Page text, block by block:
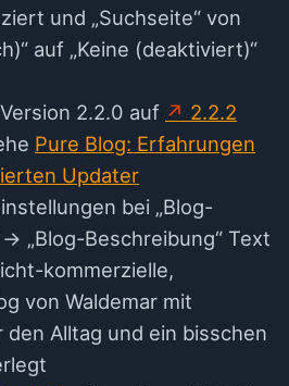
und „Suchseite“ von
auf „Keine (deaktiviert)“
2.2.0 auf
2.2.2
Pure Blog: Erfahrungen
Updater
bei „Blog-
„Blog-Beschreibung“ Text
kommerzielle,
von Waldemar mit
den Alltag und ein bisschen